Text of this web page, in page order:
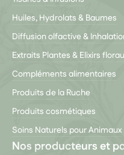
Huiles, Hydrolats & Baumes
Diffusion olfactive &
Extraits Plantes & Elixirs
Compléments alimentaires
Produits de la Ruche
Produits cosmétiques
Soins Naturels pour Animaux
Nos producteurs et